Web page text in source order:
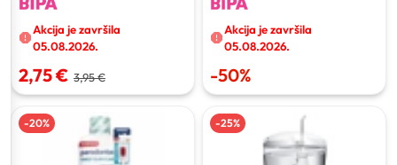
Akcija je završila
05.08.2026.
2,75 € 3,95 €
Akcija je završila
05.08.2026.
-50%
-20% -25%